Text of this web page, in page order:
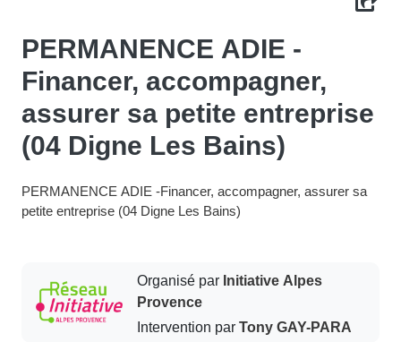
PERMANENCE ADIE -
Financer, accompagner,
assurer sa petite entreprise
(04 Digne Les Bains)
PERMANENCE ADIE -Financer, accompagner, assurer sa
petite entreprise (04 Digne Les Bains)
Organisé parInitiative Alpes
Provence
Intervention parTony GAY-PARA